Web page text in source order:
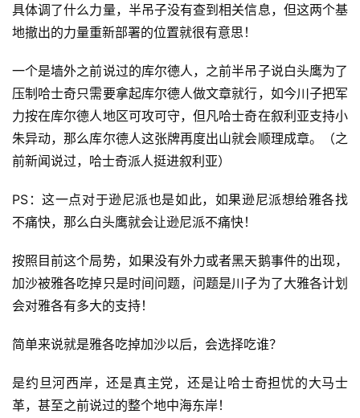
具体调了什么力量，半吊子没有查到相关信息，但这两个基
地撤出的力量重新部署的位置就很有意思！
一个是墙外之前说过的库尔德人，之前半吊子说白头鹰为了
压制哈士奇只需要拿起库尔德人做文章就行，如今川子把军
力按在库尔德人地区可攻可守，但凡哈士奇在叙利亚支持小
朱异动，那么库尔德人这张牌再度出山就会顺理成章。（之
前新闻说过，哈士奇派人挺进叙利亚）
PS：这一点对于逊尼派也是如此，如果逊尼派想给雅各找
不痛快，那么白头鹰就会让逊尼派不痛快！
按照目前这个局势，如果没有外力或者黑天鹅事件的出现，
加沙被雅各吃掉只是时间问题，问题是川子为了大雅各计划
会对雅各有多大的支持！
简单来说就是雅各吃掉加沙以后，会选择吃谁？
是约旦河西岸，还是真主党，还是让哈士奇担忧的大马士
革，甚至之前说过的整个地中海东岸！